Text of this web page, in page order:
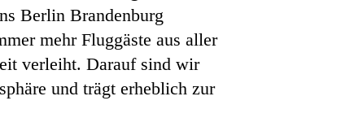
Berlin Brandenburg
mehr Fluggäste aus aller
verleiht. Darauf sind wir
und trägt erheblich zur